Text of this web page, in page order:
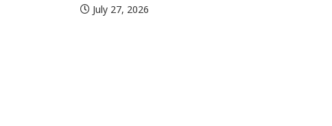
July 27, 2026